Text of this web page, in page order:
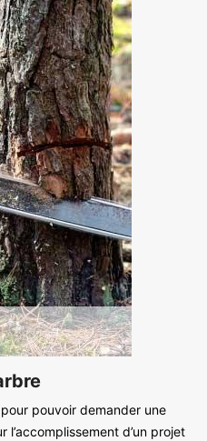
pouvoir demander une
d’un projet